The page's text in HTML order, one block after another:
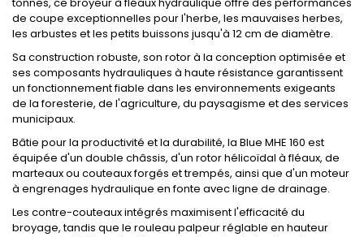
de coupe exceptionnelles pour l'herbe, les mauvaises herbes,
les arbustes et les petits buissons jusqu'à 12 cm de diamètre.
Sa construction robuste, son rotor à la conception optimisée et
ses composants hydrauliques à haute résistance garantissent
un fonctionnement fiable dans les environnements exigeants
de la foresterie, de l'agriculture, du paysagisme et des services
municipaux.
Bâtie pour la productivité et la durabilité, la Blue MHE 160 est
équipée d'un double châssis, d'un rotor hélicoïdal à fléaux, de
marteaux ou couteaux forgés et trempés, ainsi que d'un moteur
à engrenages hydraulique en fonte avec ligne de drainage.
Les contre-couteaux intégrés maximisent l'efficacité du
broyage, tandis que le rouleau palpeur réglable en hauteur